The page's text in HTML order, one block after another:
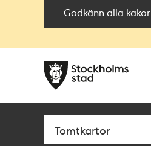
Godkänn alla kakor
navigationen
huvudinnehållet
Sök